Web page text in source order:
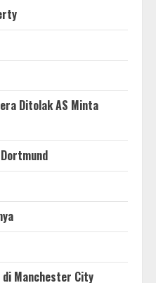
Ditolak AS Minta
Manchester City